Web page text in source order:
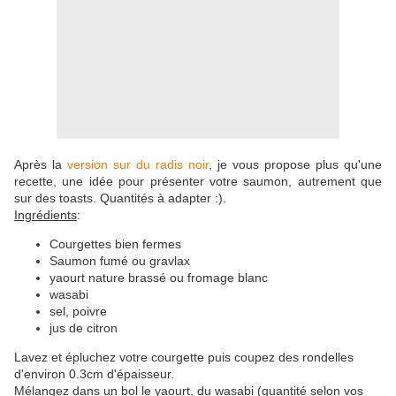
Après la version sur du radis noir, je vous propose plus qu'une
recette, une idée pour présenter votre saumon, autrement que
sur des toasts. Quantités à adapter :).
Ingrédients:
Courgettes bien fermes
Saumon fumé ou gravlax
yaourt nature brassé ou fromage blanc
wasabi
sel, poivre
jus de citron
Lavez et épluchez votre courgette puis coupez des rondelles
d'environ 0.3cm d'épaisseur.
Mélangez dans un bol le yaourt, du wasabi (quantité selon vos